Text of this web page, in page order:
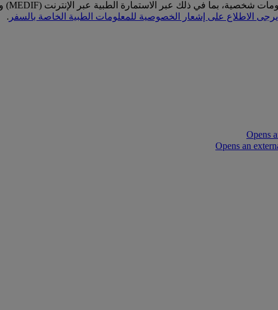
يرجى الاطلاع على إشعار الخصوصية للمعلومات الطبية الخاصة بالسفر .